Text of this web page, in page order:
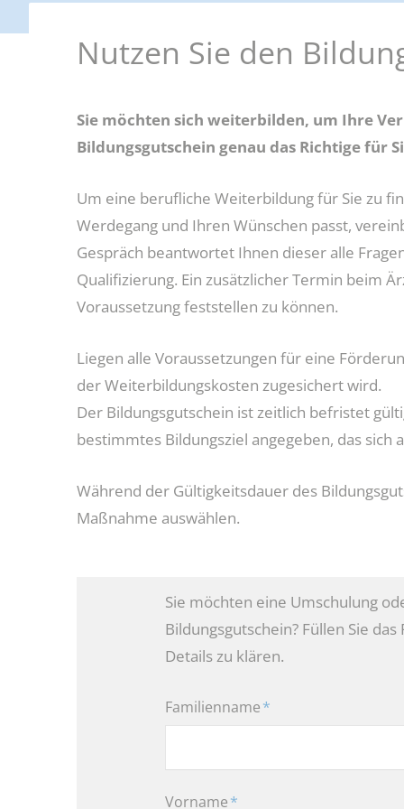
Weitere Fördermöglichkeiten
Erstausstattungen und Schulbücher
und TeilhabeNutzen Sie den
Sie möchten sich weiterbilden, um Ihre
Bildungsgutschein genau das Richtige für
Um eine berufliche Weiterbildung für Sie zu
Werdegang und Ihren Wünschen passt,
Gespräch beantwortet Ihnen dieser alle
Qualifizierung. Ein zusätzlicher Termin beim
Voraussetzung feststellen zu können.
Liegen alle Voraussetzungen für eine
der Weiterbildungskosten zugesichert wird.
Der Bildungsgutschein ist zeitlich befristet
bestimmtes Bildungsziel angegeben, das
Während der Gültigkeitsdauer des
Maßnahme auswählen.
Sie möchten eine Umschulung
Bildungsgutschein? Füllen Sie
Details zu klären.
Pflichtfeld
Familienname*
Pflichtfeld
Vorname*